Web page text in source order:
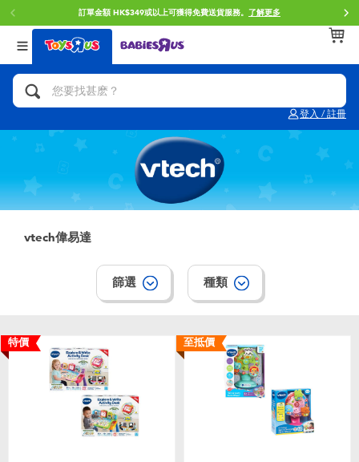
或以上可獲得免費送貨服務。了解更多 門店自取
登入 / 註冊
返回
分類目錄
人氣英雄,角色扮演,射擊玩具
單車,滑板車,騎乘車
拼砌組合及樂高LEGO
玩具車,貨車,火車及遙控系列
手工藝,文具,蠟筆,泥膠,畫板
電子玩具
遊戲及拼圖系列
返回
品牌
Brunch Brother 早午餐兄弟
Toy Story反斗奇兵
Spider-Man蜘蛛俠
Mini Brands
Play-Doh培樂多
playpop
LEGO樂高
返回
年齢
0~2歳
3~4歳
5~7歳
8~11歳
12~14歳
vtech偉易達
篩選 種類
特價 至抵價